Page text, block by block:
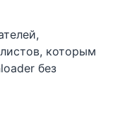
которым
без